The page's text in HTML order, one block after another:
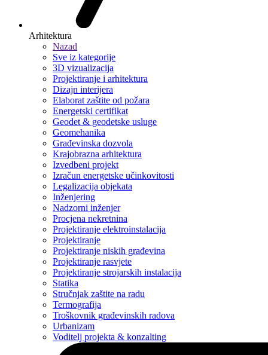
Arhitektura
Nazad
Sve iz kategorije
3D vizualizacija
Projektiranje i arhitektura
Dizajn interijera
Elaborat zaštite od požara
Energetski certifikat
Geodet & geodetske usluge
Geomehanika
Građevinska dozvola
Krajobrazna arhitektura
Izvedbeni projekt
Izračun energetske učinkovitosti
Legalizacija objekata
Inženjering
Nadzorni inženjer
Procjena nekretnina
Projektiranje elektroinstalacija
Projektiranje
Projektiranje niskih građevina
Projektiranje rasvjete
Projektiranje strojarskih instalacija
Statika
Stručnjak zaštite na radu
Termografija
Troškovnik građevinskih radova
Urbanizam
Voditelj projekta & konzalting